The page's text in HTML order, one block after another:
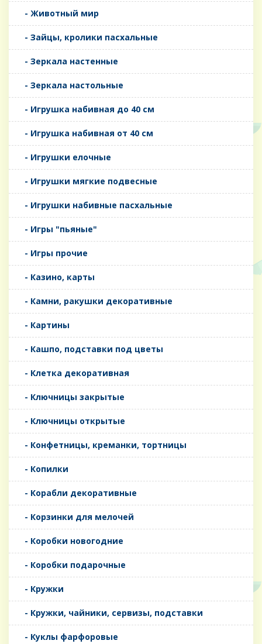
- Животный мир
- Зайцы, кролики пасхальные
- Зеркала настенные
- Зеркала настольные
- Игрушка набивная до 40 см
- Игрушка набивная от 40 см
- Игрушки елочные
- Игрушки мягкие подвесные
- Игрушки набивные пасхальные
- Игры "пьяные"
- Игры прочие
- Казино, карты
- Камни, ракушки декоративные
- Картины
- Кашпо, подставки под цветы
- Клетка декоративная
- Ключницы закрытые
- Ключницы открытые
- Конфетницы, креманки, тортницы
- Копилки
- Корабли декоративные
- Корзинки для мелочей
- Коробки новогодние
- Коробки подарочные
- Кружки
- Кружки, чайники, сервизы, подставки
- Куклы фарфоровые